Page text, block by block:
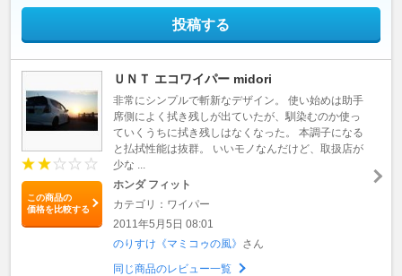
投稿する
この商品の
価格を比較する
ＵＮＴ エコワイパー midori
非常にシンプルで斬新なデザイン。 使い始めは助手
席側によく拭き残しが出ていたが、馴染むのか使っ
ていくうちに拭き残しはなくなった。 本調子になる
と払拭性能は抜群。 いいモノなんだけど、取扱店が
少な ...
ホンダ フィット
カテゴリ：ワイパー
2011年5月5日 08:01
のりすけ《マミコゥの風》 さん
同じ商品のレビュー一覧